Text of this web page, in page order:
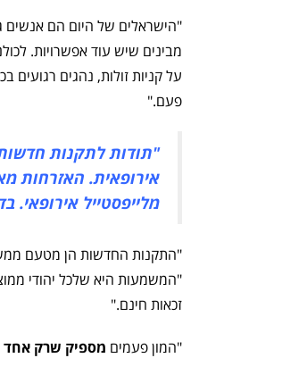
"הישראלים של היום הם אנשים
מבינים שיש עוד אפשרויות.
על קניות זולות, נהגים רגועים
פעם."
"תודות לתקנות
אירופאית. האזרחות
מלייפסטייל אירופאי.
"התקנות החדשות הן מטעם
"המשמעות היא שלכל יהודי
זכאות חינם."
"המון פעמים מספיק שרק אחד